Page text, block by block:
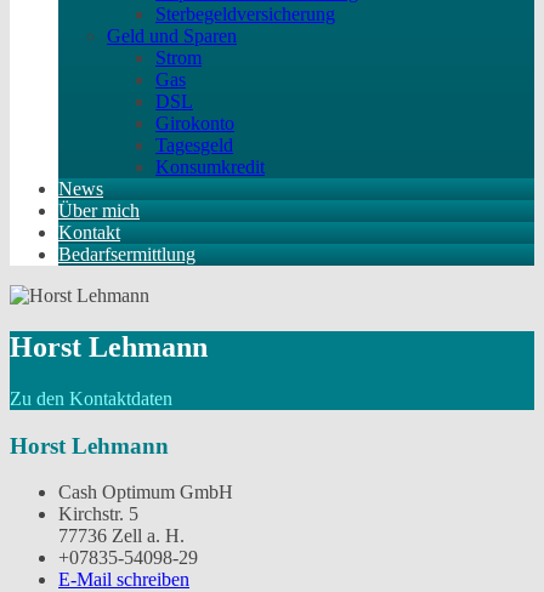
Sterbegeldversicherung
Geld und Sparen
Strom
Gas
DSL
Girokonto
Tagesgeld
Konsumkredit
News
Über mich
Kontakt
Bedarfsermittlung
Horst Lehmann
Zu den Kontaktdaten
Horst Lehmann
Cash Optimum GmbH
Kirchstr. 5
77736 Zell a. H.
+07835-54098-29
E-Mail schreiben